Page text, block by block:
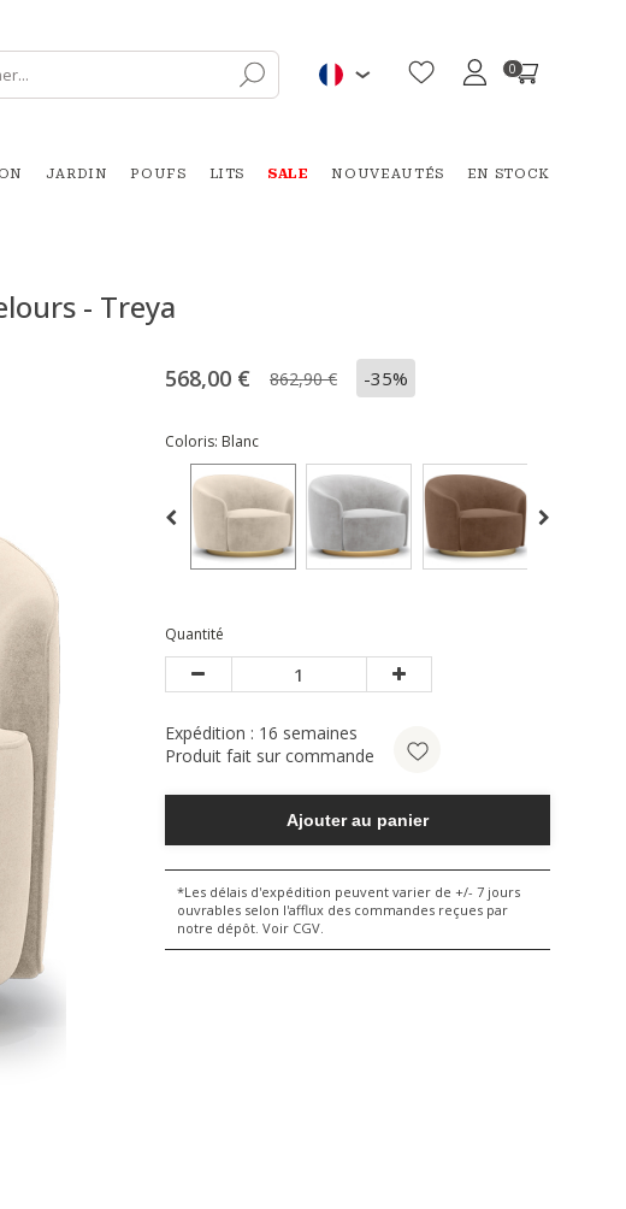
0
JARDIN POUFS LITS SALE NOUVEAUTÉS EN STOCK
- Treya
568,00 € 862,90 € -35%
Coloris: Blanc
Quantité
Expédition : 16 semaines
Produit fait sur commande
Ajouter au panier
*Les délais d'expédition peuvent varier de +/- 7 jours
ouvrables selon l'afflux des commandes reçues par
notre dépôt. Voir CGV.